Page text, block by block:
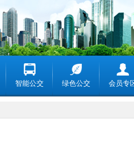
智能公交 绿色公交 会员专